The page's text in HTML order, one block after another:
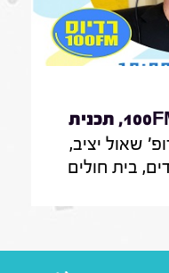
חותמים שבוע ברדיוס 100FM, תכנית
שאול יציב,
בית חולים